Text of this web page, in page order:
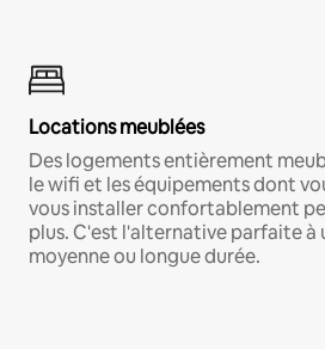
Locations meublées
Des logements entièrement
le wifi et les équipements dont
vous installer confortablement
plus. C'est l'alternative parfaite à
moyenne ou longue durée.